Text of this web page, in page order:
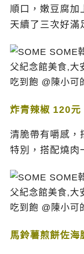
順口，嫩豆腐加
天續了三次好滿
炸青辣椒 120元
清脆帶有嚼感，
特別，搭配燒肉
馬鈴薯煎餅佐